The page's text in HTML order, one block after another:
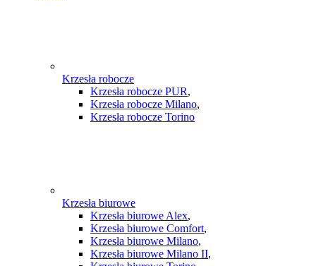
Krzesła robocze
Krzesła robocze PUR,
Krzesła robocze Milano,
Krzesła robocze Torino
Krzesła biurowe
Krzesła biurowe Alex,
Krzesła biurowe Comfort,
Krzesła biurowe Milano,
Krzesła biurowe Milano II,